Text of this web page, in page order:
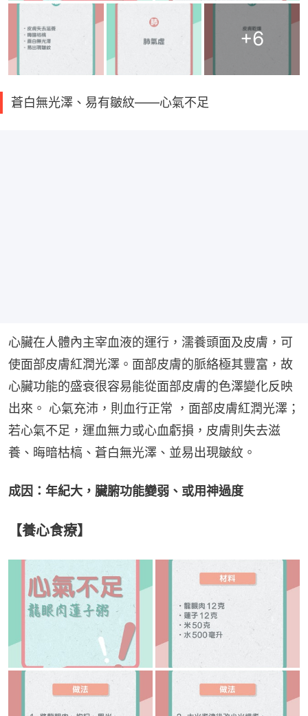
+6
蒼白無光澤、易有皺紋——心氣不足
心臟在人體內主宰血液的運行，濡養頭面及皮膚，可
使面部皮膚紅潤光澤。面部皮膚的脈絡極其豐富，故
心臟功能的盛衰很容易能從面部皮膚的色澤變化反映
出來。 心氣充沛，則血行正常 ，面部皮膚紅潤光澤；
若心氣不足，運血無力或心血虧損，皮膚則失去滋
養、晦暗枯槁、蒼白無光澤、並易出現皺紋。
成因：年紀大，臟腑功能變弱、或用神過度
【養心食療】